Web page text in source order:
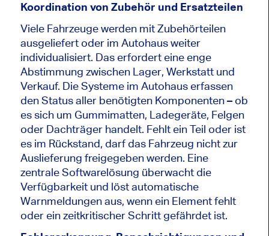
Koordination von Zubehör und Ersatzteilen
Viele Fahrzeuge werden mit Zubehörteilen
ausgeliefert oder im Autohaus weiter
individualisiert. Das erfordert eine enge
Abstimmung zwischen Lager, Werkstatt und
Verkauf. Die Systeme im Autohaus erfassen
den Status aller benötigten Komponenten – ob
es sich um Gummimatten, Ladegeräte, Felgen
oder Dachträger handelt. Fehlt ein Teil oder ist
es im Rückstand, darf das Fahrzeug nicht zur
Auslieferung freigegeben werden. Eine
zentrale Softwarelösung überwacht die
Verfügbarkeit und löst automatische
Warnmeldungen aus, wenn ein Element fehlt
oder ein zeitkritischer Schritt gefährdet ist.